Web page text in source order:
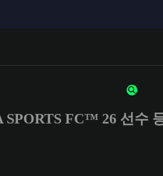
문자 또는 숫자를 입력하세요
SPORTS FC™ 26 선수